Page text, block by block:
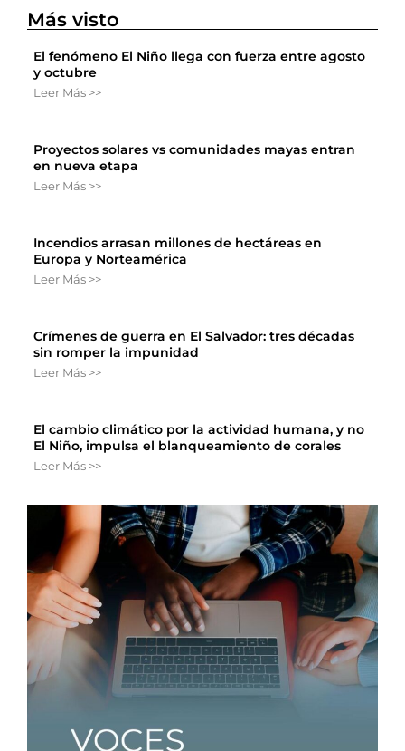
Más visto
El fenómeno El Niño llega con fuerza entre agosto
y octubre
Leer Más >>
Proyectos solares vs comunidades mayas entran
en nueva etapa
Leer Más >>
Incendios arrasan millones de hectáreas en
Europa y Norteamérica
Leer Más >>
Crímenes de guerra en El Salvador: tres décadas
sin romper la impunidad
Leer Más >>
El cambio climático por la actividad humana, y no
El Niño, impulsa el blanqueamiento de corales
Leer Más >>